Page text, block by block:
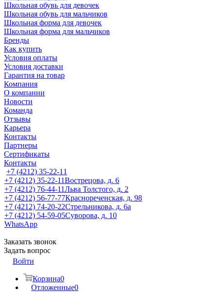
Школьная обувь для девочек
Школьная обувь для мальчиков
Школьная форма для девочек
Школьная форма для мальчиков
Бренды
Как купить
Условия оплаты
Условия доставки
Гарантия на товар
Компания
О компании
Новости
Команда
Отзывы
Карьера
Контакты
Партнеры
Сертификаты
Контакты
+7 (4212) 35-22-11
+7 (4212) 35-22-11Вострецова, д. 6
+7 (4212) 76-44-11Льва Толстого, д. 2
+7 (4212) 56-77-77Краснореченская, д. 98
+7 (4212) 74-20-22Стрельникова, д. 6а
+7 (4212) 54-59-05Суворова, д. 10
WhatsApp
Заказать звонок
Задать вопрос
Войти
Корзина0
Отложенные0